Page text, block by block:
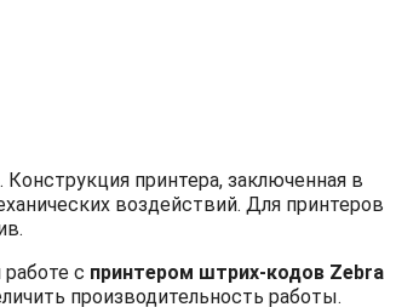
принтера, заключенная в
воздействий. Для принтеров
с принтером штрих-кодов Zebra
производительность работы.